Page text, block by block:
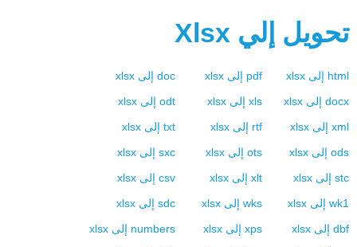
تحويل إلي Xlsx
html إلى xlsx
pdf إلى xlsx
doc إلى xlsx
docx إلى xlsx
xls إلى xlsx
odt إلى xlsx
xml إلى xlsx
rtf إلى xlsx
txt إلى xlsx
ods إلى xlsx
ots إلى xlsx
sxc إلى xlsx
stc إلى xlsx
xlt إلى xlsx
csv إلى xlsx
wk1 إلى xlsx
wks إلى xlsx
sdc إلى xlsx
dbf إلى xlsx
xps إلى xlsx
numbers إلى xlsx